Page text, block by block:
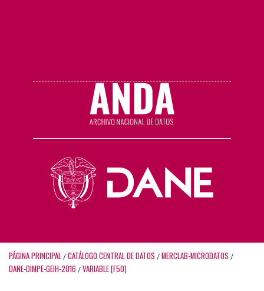
PÁGINA PRINCIPAL / CATÁLOGO CENTRAL DE DATOS / MERCLAB-MICRODATOS /
DANE-DIMPE-GEIH-2016 / VARIABLE [F50]